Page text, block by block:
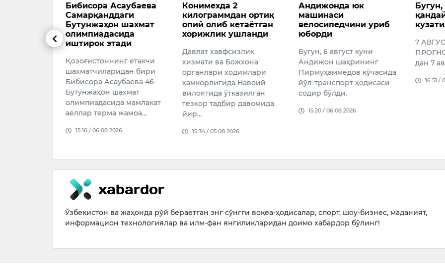
Бибисора Асаубаева
Самарқанддаги
Бутунжаҳон шахмат
олимпиадасида
иштирок этади
Қозоғистоннинг етакчи
шахматчиларидан бири
Бибисора Асаубаева 46-
Бутунжаҳон шахмат
олимпиадасида мамлакат
аёллар терма жамоа…
15:16 / 06.08.2026
Конимехда 2
килограммдан ортиқ
опий олиб кетаётган
хорижлик ушланди
Давлат хавфсизлик
хизмати ва Божхона
органлари ходимлари
ҳамкорлигида Навоий
вилоятида ўтказилган
тезкор тадбир давомида
йир…
15:34 / 05.08.2026
Андижонда юк
машинаси
велосипедчини уриб
юборди
Бугун, 6 август куни
Андижон шаҳрининг
Пирмуҳаммедов кўчасида
йўл-транспорт ҳодисаси
содир бўлди.
15:20 / 06.08.2026
Бугун,
7
дан 7
16:51 /
Ўзбекистон ва жаҳонда рўй бераётган энг сўнгги воқеа-ҳодисалар, спорт, шоу-бизнес, маданият,
информацион технологиялар ва илм-фан янгиликларидан доимо хабардор бўлинг!